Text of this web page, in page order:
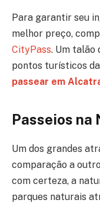
Para garantir seu
melhor preço,
CityPass. Um talão
pontos turísticos
passear em
Passeios na
Um dos grandes
comparação a
com certeza, a
parques naturais